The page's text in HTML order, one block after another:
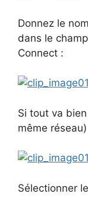
Donnez le
dans le
Connect :
Si tout va
même
Sélectionner